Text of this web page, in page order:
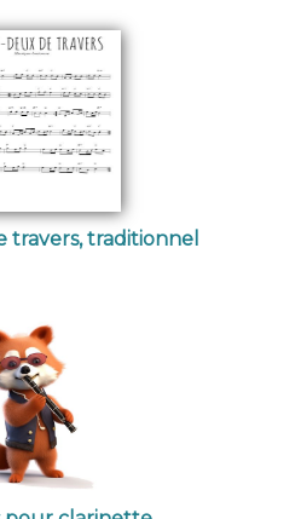
travers, traditionnel